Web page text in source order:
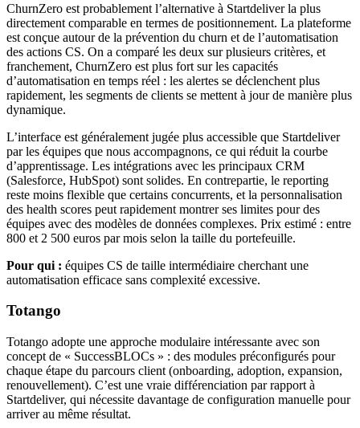
ChurnZero est probablement l’alternative à Startdeliver la plus
directement comparable en termes de positionnement. La plateforme
est conçue autour de la prévention du churn et de l’automatisation
des actions CS. On a comparé les deux sur plusieurs critères, et
franchement, ChurnZero est plus fort sur les capacités
d’automatisation en temps réel : les alertes se déclenchent plus
rapidement, les segments de clients se mettent à jour de manière plus
dynamique.
L’interface est généralement jugée plus accessible que Startdeliver
par les équipes que nous accompagnons, ce qui réduit la courbe
d’apprentissage. Les intégrations avec les principaux CRM
(Salesforce, HubSpot) sont solides. En contrepartie, le reporting
reste moins flexible que certains concurrents, et la personnalisation
des health scores peut rapidement montrer ses limites pour des
équipes avec des modèles de données complexes. Prix estimé : entre
800 et 2 500 euros par mois selon la taille du portefeuille.
Pour qui : équipes CS de taille intermédiaire cherchant une
automatisation efficace sans complexité excessive.
Totango
Totango adopte une approche modulaire intéressante avec son
concept de « SuccessBLOCs » : des modules préconfigurés pour
chaque étape du parcours client (onboarding, adoption, expansion,
renouvellement). C’est une vraie différenciation par rapport à
Startdeliver, qui nécessite davantage de configuration manuelle pour
arriver au même résultat.